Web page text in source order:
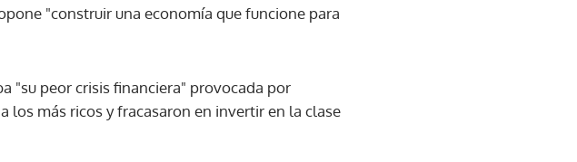
"construir una economía que funcione para
"su peor crisis financiera" provocada por
los más ricos y fracasaron en invertir en la clase